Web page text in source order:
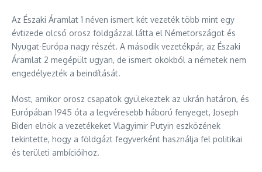
Az Északi Áramlat 1 néven ismert két vezeték több mint egy
évtizede olcsó orosz földgázzal látta el Németországot és
Nyugat-Európa nagy részét. A második vezetékpár, az Északi
Áramlat 2 megépült ugyan, de ismert okokból a németek nem
engedélyezték a beindítását.
Most, amikor orosz csapatok gyülekeztek az ukrán határon, és
Európában 1945 óta a legvéresebb háború fenyeget, Joseph
Biden elnök a vezetékeket Vlagyimir Putyin eszközének
tekintette, hogy a földgázt fegyverként használja fel politikai
és területi ambícióihoz.